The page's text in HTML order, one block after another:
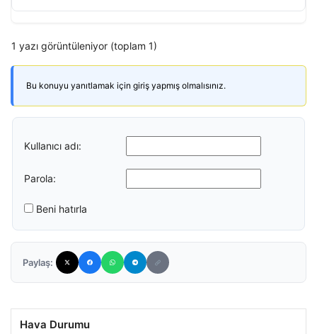
1 yazı görüntüleniyor (toplam 1)
Bu konuyu yanıtlamak için giriş yapmış olmalısınız.
Kullanıcı adı:
Parola:
Beni hatırla
Paylaş:
Hava Durumu